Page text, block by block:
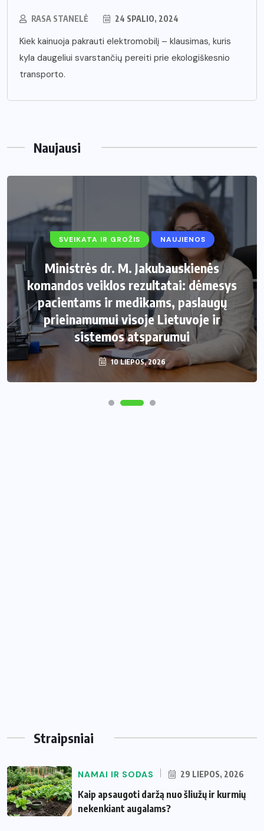
RASA STANELĖ 24 SPALIO, 2024
Kiek kainuoja pakrauti elektromobilį – klausimas, kuris
kyla daugeliui svarstančių pereiti prie ekologiškesnio
transporto.
Naujausi
SVEIKATA IR GROŽIS NAUJIENOS
Ministrės dr. M. Jakubauskienės
komandos veiklos rezultatai: dėmesys
pacientams ir medikams, paslaugų
prieinamumui visoje Lietuvoje ir
sistemos atsparumui
10 LIEPOS, 2026
Straipsniai
NAMAI IR SODAS 29 LIEPOS, 2026
Kaip apsaugoti daržą nuo šliužų ir kurmių
nekenkiant augalams?